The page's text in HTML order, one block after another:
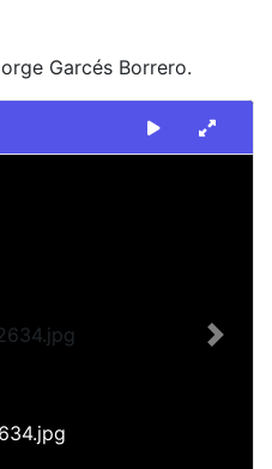
Garcés Borrero.
Next